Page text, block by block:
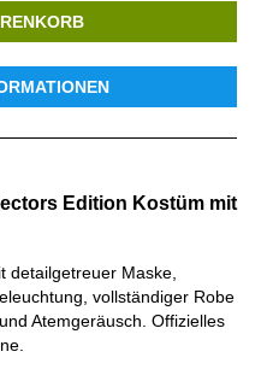
Edition Kostüm mit
detailgetreuer Maske,
vollständiger Robe
Atemgeräusch. Offizielles